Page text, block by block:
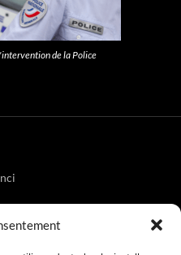
de la Police